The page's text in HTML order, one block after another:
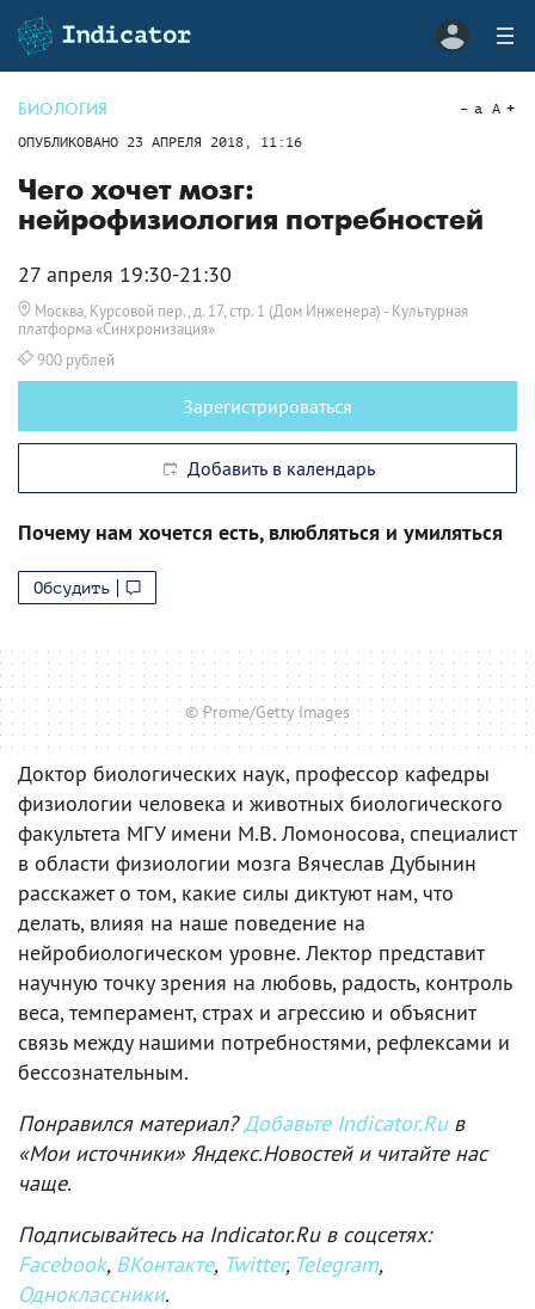
БИОЛОГИЯ
ОПУБЛИКОВАНО 23 АПРЕЛЯ 2018, 11:16
a A
Чего хочет мозг:
нейрофизиология потребностей
27 апреля 19:30-21:30
Москва, Курсовой пер., д. 17, стр. 1 (Дом Инженера) - Культурная
платформа «Синхронизация»
900 рублей
Зарегистрироваться
Добавить в календарь
Почему нам хочется есть, влюбляться и умиляться
Обсудить
© Prome/Getty Images
Доктор биологических наук, профессор кафедры
физиологии человека и животных биологического
факультета МГУ имени М.В. Ломоносова, специалист
в области физиологии мозга Вячеслав Дубынин
расскажет о том, какие силы диктуют нам, что
делать, влияя на наше поведение на
нейробиологическом уровне. Лектор представит
научную точку зрения на любовь, радость, контроль
веса, темперамент, страх и агрессию и объяснит
связь между нашими потребностями, рефлексами и
бессознательным.
Понравился материал?Добавьте Indicator.Ruв
«Мои источники» Яндекс.Новостей и читайте нас
чаще.
Подписывайтесь на Indicator.Ru в соцсетях:
Facebook, ВКонтакте, Twitter, Telegram,
Одноклассники.